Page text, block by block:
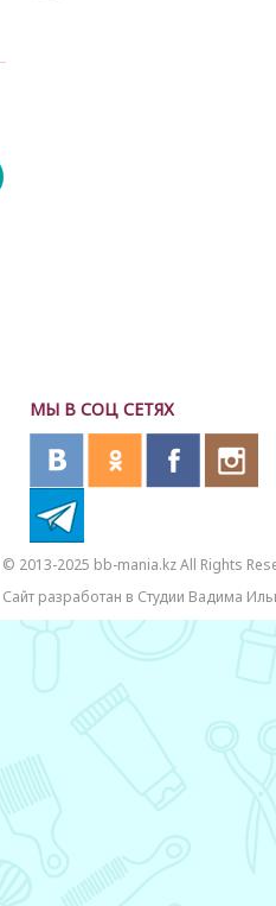
МЫ В СОЦ СЕТЯХ
© 2013-2025 bb-mania.kz All Rights
Сайт разработан в Студии Вадима